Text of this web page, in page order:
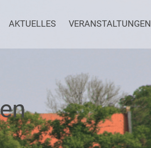
AKTUELLES VERANSTALTUNGEN